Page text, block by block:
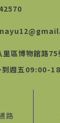
里區博物館路75
路